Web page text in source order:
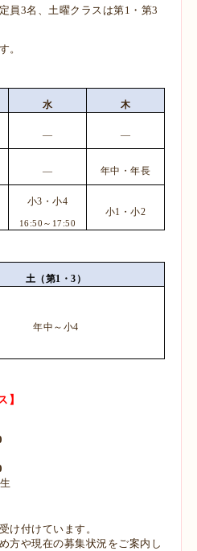
員3名、土曜クラスは第1・第3
。
水 木
― ―
― 年中・年長
小3・小4
16:50～17:50
小1・小2
土（第1・3）
年中～小4
】
け付けています。
方や現在の募集状況をご案内し